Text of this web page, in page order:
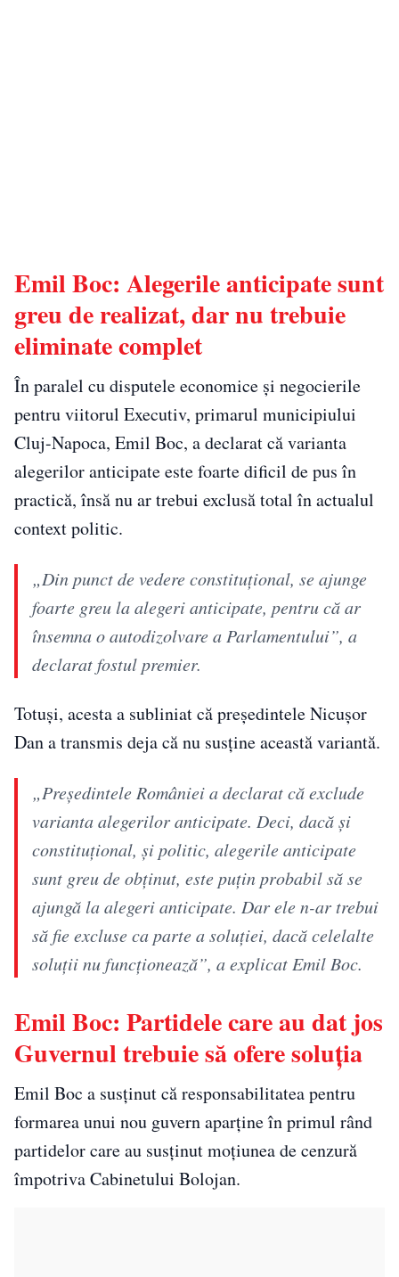
Emil Boc: Alegerile anticipate sunt
greu de realizat, dar nu trebuie
eliminate complet
În paralel cu disputele economice și negocierile
pentru viitorul Executiv, primarul municipiului
Cluj-Napoca, Emil Boc, a declarat că varianta
alegerilor anticipate este foarte dificil de pus în
practică, însă nu ar trebui exclusă total în actualul
context politic.
„Din punct de vedere constituțional, se ajunge
foarte greu la alegeri anticipate, pentru că ar
însemna o autodizolvare a Parlamentului”, a
declarat fostul premier.
Totuși, acesta a subliniat că președintele Nicușor
Dan a transmis deja că nu susține această variantă.
„Președintele României a declarat că exclude
varianta alegerilor anticipate. Deci, dacă şi
constituțional, şi politic, alegerile anticipate
sunt greu de obținut, este puţin probabil să se
ajungă la alegeri anticipate. Dar ele n-ar trebui
să fie excluse ca parte a soluţiei, dacă celelalte
soluţii nu funcţionează”, a explicat Emil Boc.
Emil Boc: Partidele care au dat jos
Guvernul trebuie să ofere soluția
Emil Boc a susținut că responsabilitatea pentru
formarea unui nou guvern aparține în primul rând
partidelor care au susținut moțiunea de cenzură
împotriva Cabinetului Bolojan.